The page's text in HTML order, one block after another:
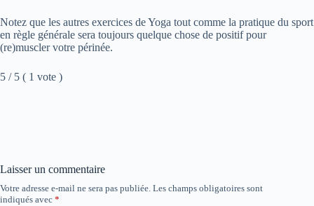
Notez que les autres exercices de Yoga tout comme la pratique du sport
en règle générale sera toujours quelque chose de positif pour
(re)muscler votre périnée.
5 / 5 ( 1 vote )
Laisser un commentaire
Votre adresse e-mail ne sera pas publiée. Les champs obligatoires sont
indiqués avec *